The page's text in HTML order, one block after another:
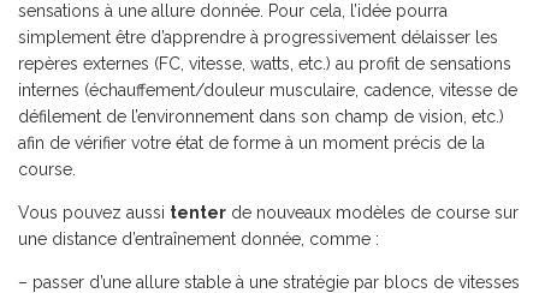
sensations à une allure donnée. Pour cela, l’idée pourra
simplement être d’apprendre à progressivement délaisser les
repères externes (FC, vitesse, watts, etc.) au profit de sensations
internes (échauffement/douleur musculaire, cadence, vitesse de
défilement de l’environnement dans son champ de vision, etc.)
afin de vérifier votre état de forme à un moment précis de la
course.
Vous pouvez aussi tenter de nouveaux modèles de course sur
une distance d’entraînement donnée, comme :
– passer d’une allure stable à une stratégie par blocs de vitesses